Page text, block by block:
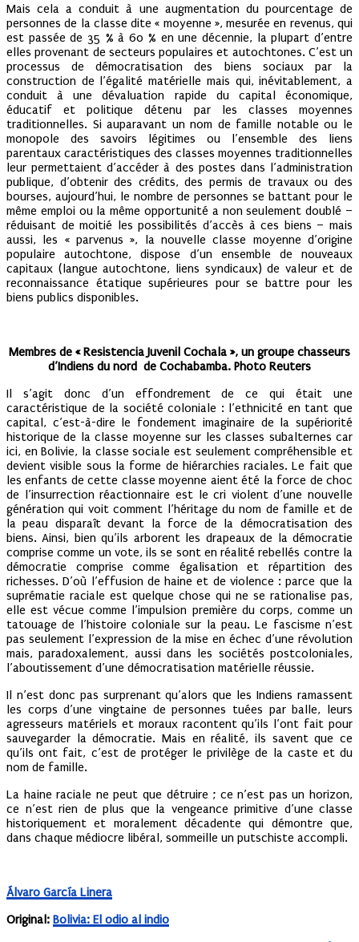
Mais cela a conduit à une augmentation du pourcentage de
personnes de la classe dite « moyenne », mesurée en revenus, qui
est passée de 35 % à 60 % en une décennie, la plupart d’entre
elles provenant de secteurs populaires et autochtones. C’est un
processus de démocratisation des biens sociaux par la
construction de l’égalité matérielle mais qui, inévitablement, a
conduit à une dévaluation rapide du capital économique,
éducatif et politique détenu par les classes moyennes
traditionnelles. Si auparavant un nom de famille notable ou le
monopole des savoirs légitimes ou l’ensemble des liens
parentaux caractéristiques des classes moyennes traditionnelles
leur permettaient d’accéder à des postes dans l’administration
publique, d’obtenir des crédits, des permis de travaux ou des
bourses, aujourd’hui, le nombre de personnes se battant pour le
même emploi ou la même opportunité a non seulement doublé –
réduisant de moitié les possibilités d’accès à ces biens – mais
aussi, les « parvenus », la nouvelle classe moyenne d’origine
populaire autochtone, dispose d’un ensemble de nouveaux
capitaux (langue autochtone, liens syndicaux) de valeur et de
reconnaissance étatique supérieures pour se battre pour les
biens publics disponibles.
Membres de « Resistencia Juvenil Cochala », un groupe chasseurs
d’Indiens du nord de Cochabamba. Photo Reuters
Il s’agit donc d’un effondrement de ce qui était une
caractéristique de la société coloniale : l’ethnicité en tant que
capital, c’est-à-dire le fondement imaginaire de la supériorité
historique de la classe moyenne sur les classes subalternes car
ici, en Bolivie, la classe sociale est seulement compréhensible et
devient visible sous la forme de hiérarchies raciales. Le fait que
les enfants de cette classe moyenne aient été la force de choc
de l’insurrection réactionnaire est le cri violent d’une nouvelle
génération qui voit comment l’héritage du nom de famille et de
la peau disparaît devant la force de la démocratisation des
biens. Ainsi, bien qu’ils arborent les drapeaux de la démocratie
comprise comme un vote, ils se sont en réalité rebellés contre la
démocratie comprise comme égalisation et répartition des
richesses. D’où l’effusion de haine et de violence : parce que la
suprématie raciale est quelque chose qui ne se rationalise pas,
elle est vécue comme l’impulsion première du corps, comme un
tatouage de l’histoire coloniale sur la peau. Le fascisme n’est
pas seulement l’expression de la mise en échec d’une révolution
mais, paradoxalement, aussi dans les sociétés postcoloniales,
l’aboutissement d’une démocratisation matérielle réussie.
Il n’est donc pas surprenant qu’alors que les Indiens ramassent
les corps d’une vingtaine de personnes tuées par balle, leurs
agresseurs matériels et moraux racontent qu’ils l’ont fait pour
sauvegarder la démocratie. Mais en réalité, ils savent que ce
qu’ils ont fait, c’est de protéger le privilège de la caste et du
nom de famille.
La haine raciale ne peut que détruire ; ce n’est pas un horizon,
ce n’est rien de plus que la vengeance primitive d’une classe
historiquement et moralement décadente qui démontre que,
dans chaque médiocre libéral, sommeille un putschiste accompli.
Álvaro García Linera
Original: Bolivia: El odio al indio